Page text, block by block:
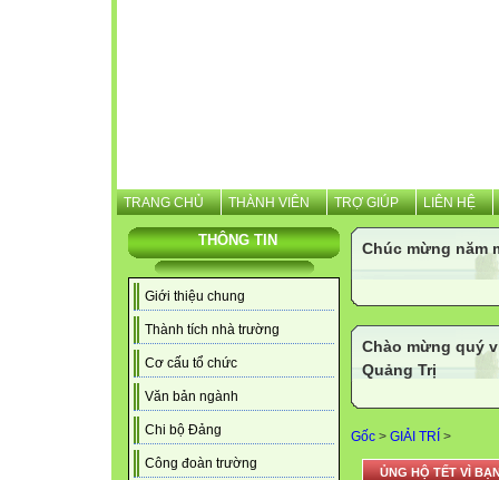
TRANG CHỦ THÀNH VIÊN TRỢ GIÚP LIÊN HỆ
THÔNG TIN
Giới thiệu chung
Thành tích nhà trường
Cơ cấu tổ chức
Văn bản ngành
Chi bộ Đảng
Công đoàn trường
Chúc mừng năm
Chào mừng quý
Quảng Trị
Gốc > GIẢI TRÍ >
ỦNG HỘ TẾT VÌ